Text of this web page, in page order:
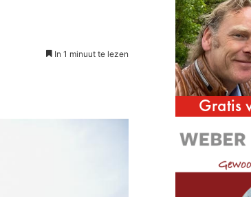
In 1 minuut te lezen